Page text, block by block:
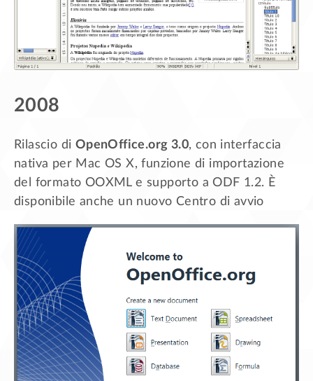
2008
Rilascio di OpenOffice.org 3.0, con interfaccia
nativa per Mac OS X, funzione di importazione
del formato OOXML e supporto a ODF 1.2. È
disponibile anche un nuovo Centro di avvio